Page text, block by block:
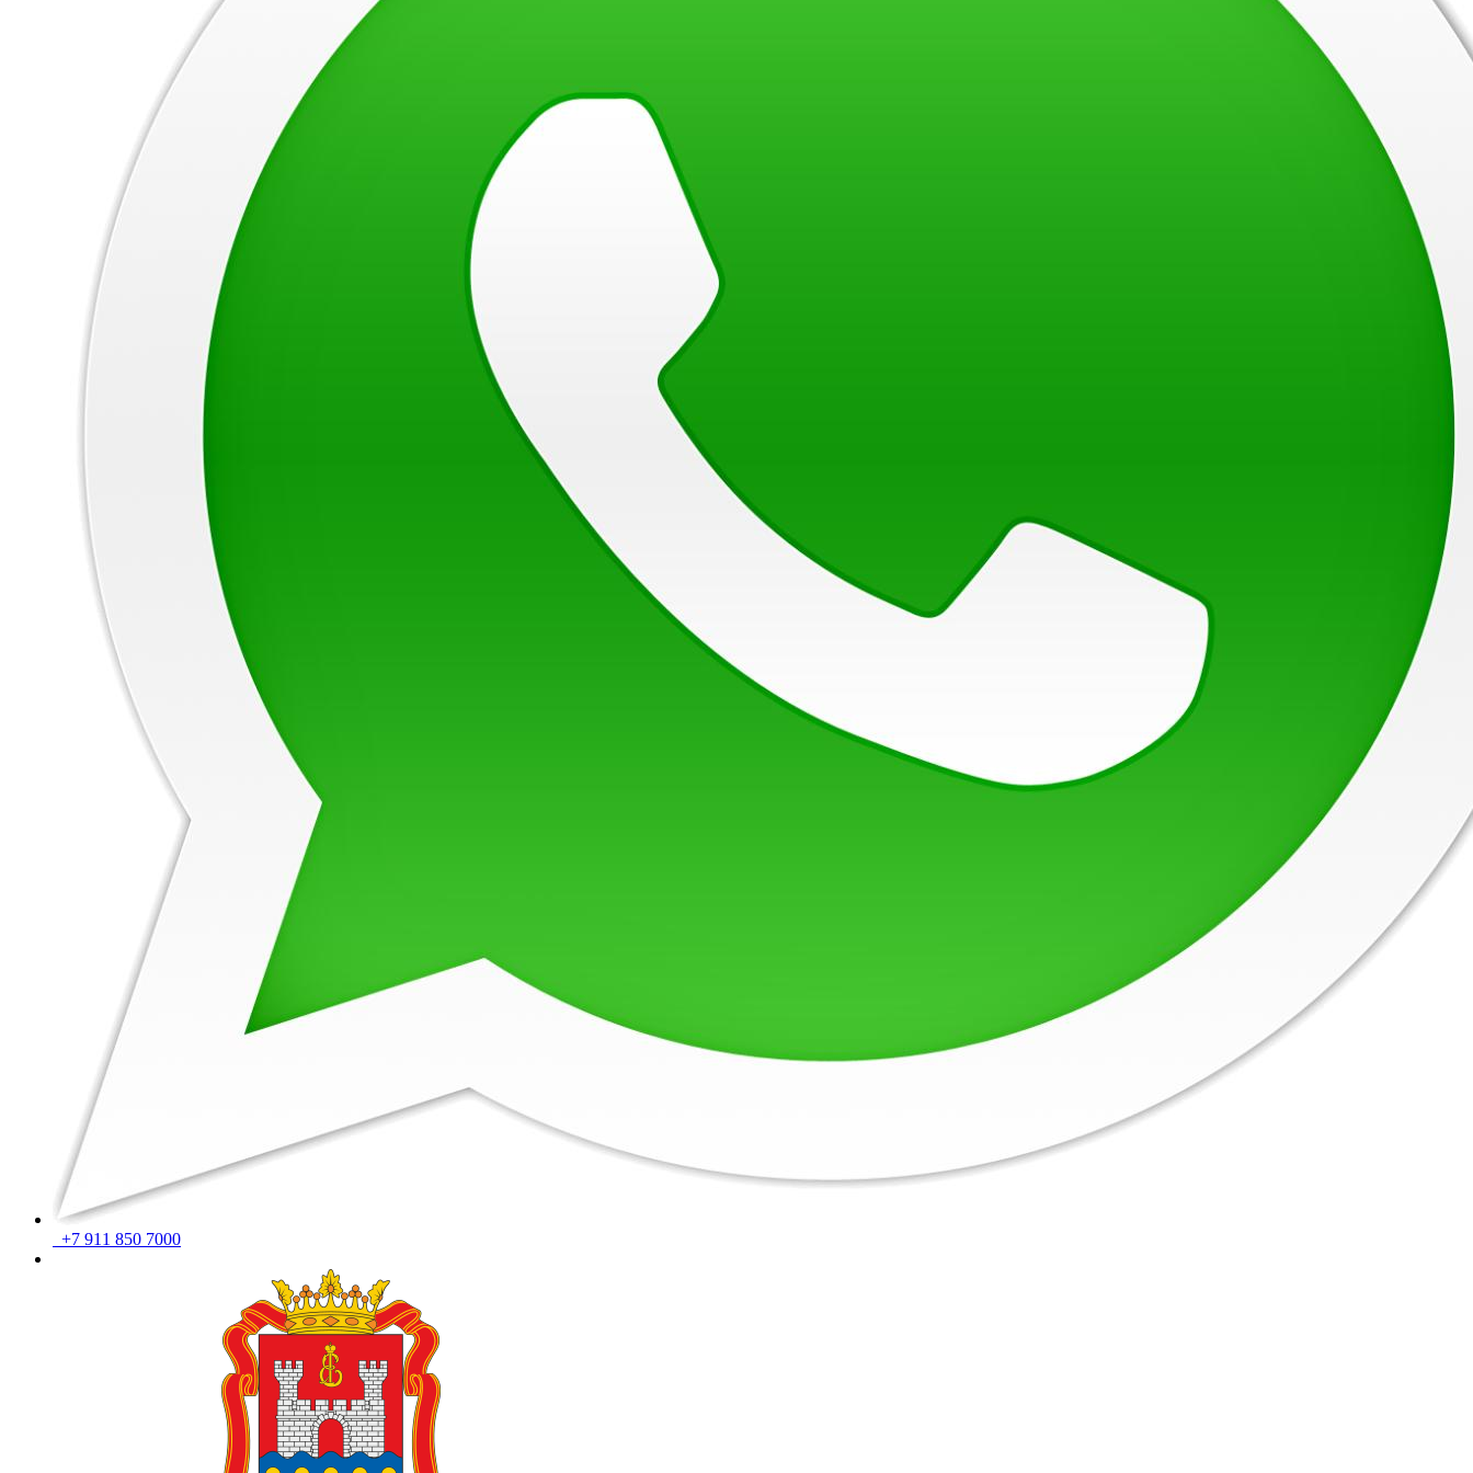
+7 911 850 7000